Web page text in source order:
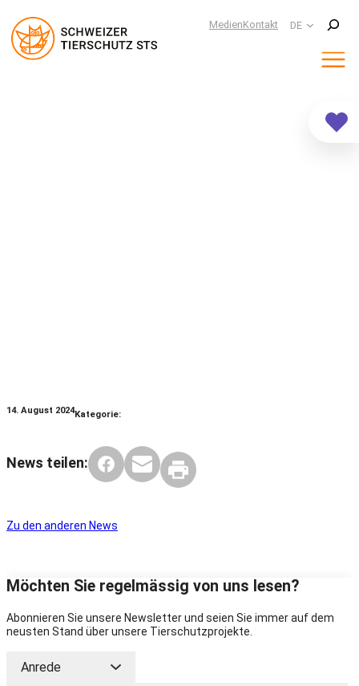
MedienKontakt DE
Suchen
14. August 2024Kategorie:
News teilen:
Zu den anderen News
Möchten Sie regelmässig von uns lesen?
Abonnieren Sie unsere Newsletter und seien Sie immer auf dem
neusten Stand über unsere Tierschutzprojekte.